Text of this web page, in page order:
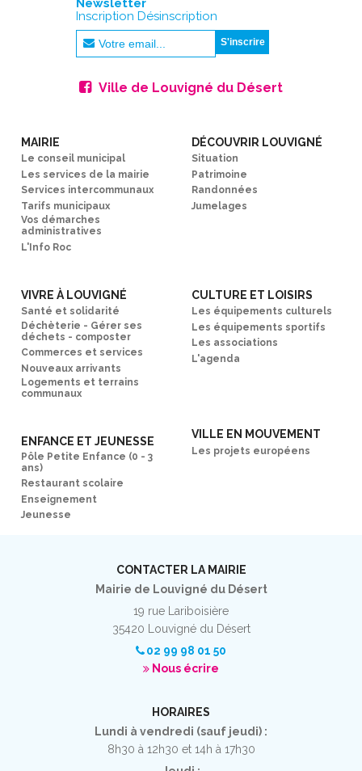
Newsletter
Inscription Désinscription
Ville de Louvigné du Désert
MAIRIE
Le conseil municipal
Les services de la mairie
Services intercommunaux
Tarifs municipaux
Vos démarches
administratives
L'Info Roc
DÉCOUVRIR LOUVIGNÉ
Situation
Patrimoine
Randonnées
Jumelages
VIVRE À LOUVIGNÉ
Santé et solidarité
Déchèterie - Gérer ses
déchets - composter
Commerces et services
Nouveaux arrivants
Logements et terrains
communaux
CULTURE ET LOISIRS
Les équipements culturels
Les équipements sportifs
Les associations
L'agenda
ENFANCE ET JEUNESSE
Pôle Petite Enfance (0 - 3
ans)
Restaurant scolaire
Enseignement
Jeunesse
VILLE EN MOUVEMENT
Les projets européens
CONTACTER LA MAIRIE
Mairie de Louvigné du Désert
19 rue Lariboisière
35420 Louvigné du Désert
02 99 98 01 50
Nous écrire
HORAIRES
Lundi à vendredi (sauf jeudi) :
8h30 à 12h30 et 14h à 17h30